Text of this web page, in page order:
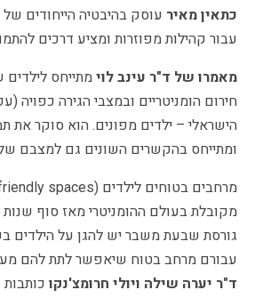
כתאין מאיר עוסק בהיבטיה הייחודים
עבור קהילות מפוזרות ומציע דרכים
מאמרו של ד"ר עינב לוי מתייחס
חירום הומניטריים ובמצבי הגירה כפויה
הישראלי – ילדים מפונים. הוא סוקר את
ומתייחס בהקשרים השונים גם למצבם
מקובלת בעולם ההומניטרי מאז סוף
גורסת שבעת משבר יש להגן על הילדים
עבורם מרחב בטוח שיאפשר לתת להם
ד"ר יערה שילה ויולי חרומצ'נקו